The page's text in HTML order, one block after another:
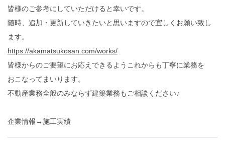
皆様のご参考にしていただけると幸いです。
随時、追加・更新していきたいと思いますので宜しくお願い致し
ます。
https://akamatsukosan.com/works/
皆様からのご要望にお応えできるようこれからも丁寧に業務を
おこなってまいります。
不動産業務全般のみならず建築業務もご相談ください♪
企業情報→施工実績